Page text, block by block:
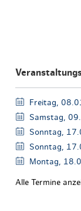
Freitag,
Samstag,
Sonntag,
Sonntag,
Montag,
Alle Termine